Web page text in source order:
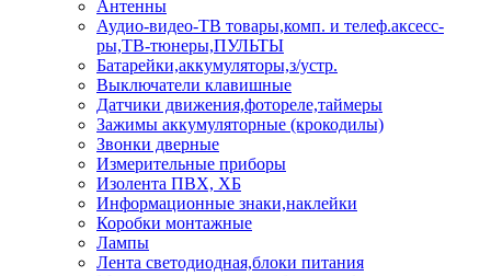
Антенны
Аудио-видео-ТВ товары,комп. и телеф.аксесс-
ры,ТВ-тюнеры,ПУЛЬТЫ
Батарейки,аккумуляторы,з/устр.
Выключатели клавишные
Датчики движения,фотореле,таймеры
Зажимы аккумуляторные (крокодилы)
Звонки дверные
Измерительные приборы
Изолента ПВХ, ХБ
Информационные знаки,наклейки
Коробки монтажные
Лампы
Лента светодиодная,блоки питания